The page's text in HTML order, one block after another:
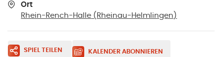
Ort
Rhein-Rench-Halle ( Rheinau-Helmlingen )
SPIEL TEILEN KALENDER ABONNIEREN